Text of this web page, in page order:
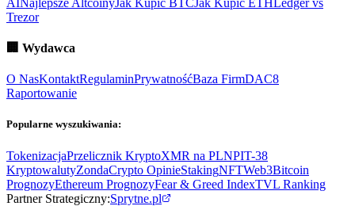
Trezor
🏢 Wydawca
O NasKontaktRegulaminPrywatnośćBaza FirmDAC8
Raportowanie
Popularne wyszukiwania:
TokenizacjaPrzelicznik KryptoXMR na PLNPIT-38
KryptowalutyZondaCrypto OpinieStakingNFTWeb3Bitcoin
PrognozyEthereum PrognozyFear & Greed IndexTVL Ranking
Partner Strategiczny:Sprytne.pl